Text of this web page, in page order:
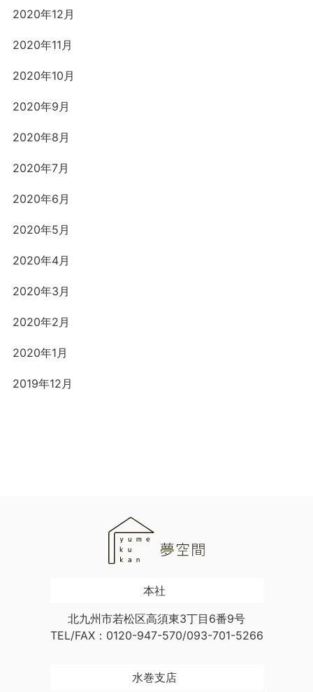
2020年12月
2020年11月
2020年10月
2020年9月
2020年8月
2020年7月
2020年6月
2020年5月
2020年4月
2020年3月
2020年2月
2020年1月
2019年12月
本社
北九州市若松区高須東3丁目6番9号
TEL/FAX：0120-947-570/093-701-5266
水巻支店